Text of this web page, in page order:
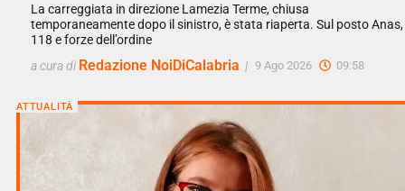
La carreggiata in direzione Lamezia Terme, chiusa
temporaneamente dopo il sinistro, è stata riaperta. Sul posto Anas,
118 e forze dell’ordine
a cura di Redazione NoiDiCalabria | 9 Ago 2026 09:58
ATTUALITÀ